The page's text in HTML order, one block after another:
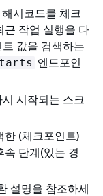
시코드를 체크
근 작업 실행을 다
값을 검색하는
엔드포인
시작되는 스크
(체크포인트)
속 단계(있는 경
설명을 참조하세